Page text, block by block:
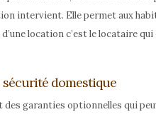
intervient. Elle permet aux
location c’est le locataire
sécurité domestique
garanties optionnelles qui